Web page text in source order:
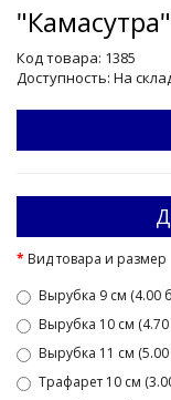
Код товара: 1385
Доступность: На
Вид товара и размер
Вырубка 9 см (4.00
Вырубка 10 см
Вырубка 11 см
Трафарет 10 см